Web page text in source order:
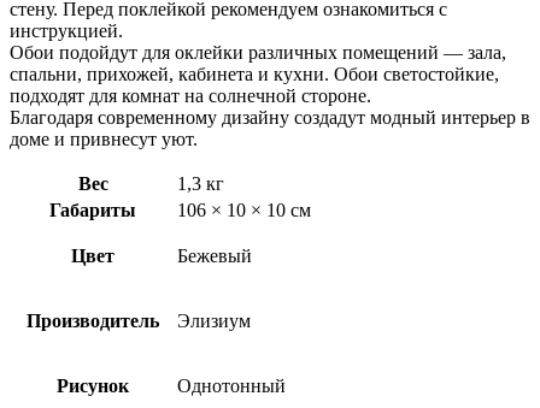
стену. Перед поклейкой рекомендуем ознакомиться с
инструкцией.
Обои подойдут для оклейки различных помещений — зала,
спальни, прихожей, кабинета и кухни. Обои светостойкие,
подходят для комнат на солнечной стороне.
Благодаря современному дизайну создадут модный интерьер в
доме и привнесут уют.
Вес
1,3 кг
Габариты
106 × 10 × 10 см
Цвет Бежевый
Производитель Элизиум
Рисунок Однотонный